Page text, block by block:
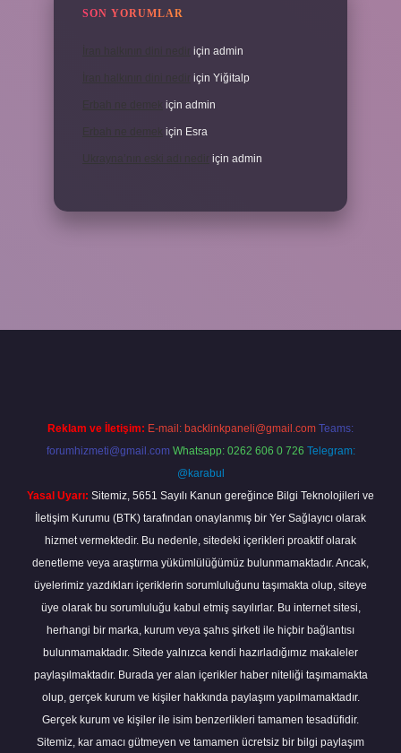
SON YORUMLAR
için admin
için Yiğitalp
Erbah ne demek için admin
Erbah ne demek için Esra
için admin
Reklam ve İletişim: E-mail: backlinkpaneli@gmail.com Teams:
forumhizmeti@gmail.com Whatsapp: 0262 606 0 726 Telegram:
@karabul
Yasal Uyarı: Sitemiz, 5651 Sayılı Kanun gereğince Bilgi Teknolojileri ve
İletişim Kurumu (BTK) tarafından onaylanmış bir Yer Sağlayıcı olarak
hizmet vermektedir. Bu nedenle, sitedeki içerikleri proaktif olarak
denetleme veya araştırma yükümlülüğümüz bulunmamaktadır. Ancak,
üyelerimiz yazdıkları içeriklerin sorumluluğunu taşımakta olup, siteye
üye olarak bu sorumluluğu kabul etmiş sayılırlar. Bu internet sitesi,
herhangi bir marka, kurum veya şahıs şirketi ile hiçbir bağlantısı
bulunmamaktadır. Sitede yalnızca kendi hazırladığımız makaleler
paylaşılmaktadır. Burada yer alan içerikler haber niteliği taşımamakta
olup, gerçek kurum ve kişiler hakkında paylaşım yapılmamaktadır.
Gerçek kurum ve kişiler ile isim benzerlikleri tamamen tesadüfidir.
Sitemiz, kar amacı gütmeyen ve tamamen ücretsiz bir bilgi paylaşım